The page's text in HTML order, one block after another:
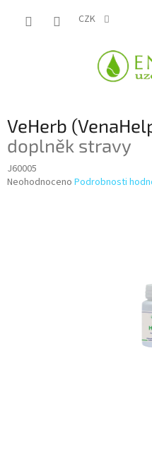
CZK
VeHerb
doplněk stravy
J60005
Průměrné
Neohodnoceno Podrobnosti